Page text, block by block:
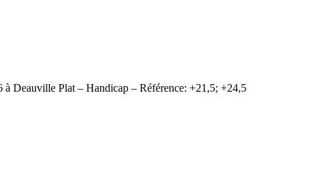
Deauville Plat – Handicap – Référence: +21,5; +24,5